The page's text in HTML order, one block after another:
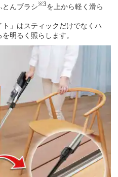
とんブラシ※3を上から軽く滑ら
」はスティックだけでなくハ
明るく照らします。